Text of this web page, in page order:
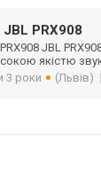
PRX908
JBL
якістю
3 роки (Львів)